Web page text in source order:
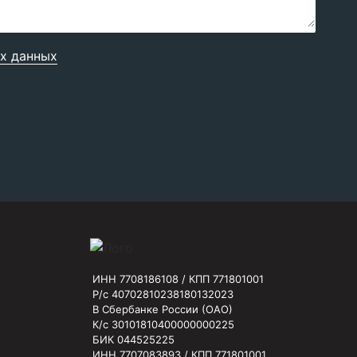
данных
ИНН 7708186108 / КПП 771801001
Р/с 40702810238180132023
В Сбербанке России (ОАО)
К/с 30101810400000000225
БИК 044525225
ИНН 7707083893 / КПП 771801001